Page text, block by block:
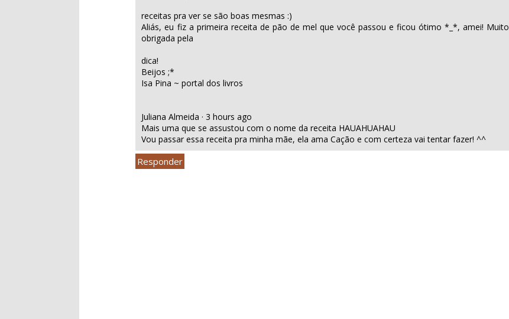
receitas pra ver se são boas mesmas :)
Aliás, eu fiz a primeira receita de pão de mel que você passou e ficou ótimo *_*, amei! Muito
obrigada pela
dica!
Beijos ;*
Isa Pina ~ portal dos livros
Juliana Almeida · 3 hours ago
Mais uma que se assustou com o nome da receita HAUAHUAHAU
Vou passar essa receita pra minha mãe, ela ama Cação e com certeza vai tentar fazer! ^^
Responder